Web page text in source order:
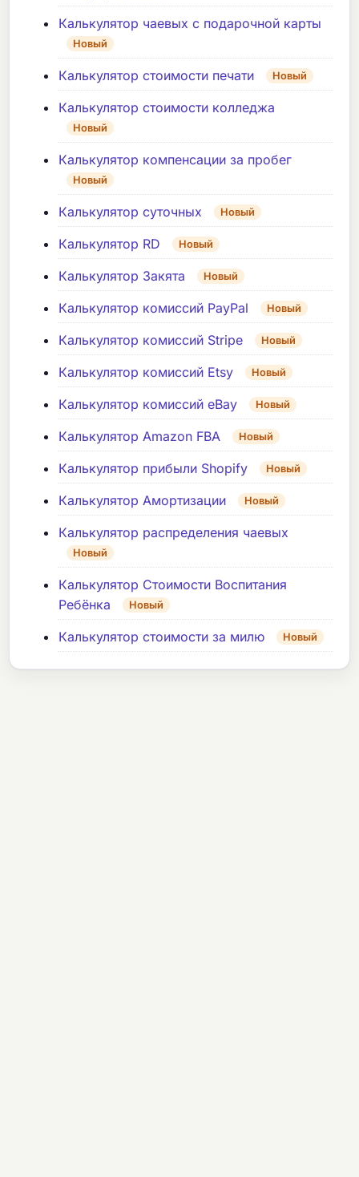
Калькулятор чаевых с подарочной карты
Новый
Калькулятор стоимости печати Новый
Калькулятор стоимости колледжа
Новый
Калькулятор компенсации за пробег
Новый
Калькулятор суточных Новый
Калькулятор RD Новый
Калькулятор Закята Новый
Калькулятор комиссий PayPal Новый
Калькулятор комиссий Stripe Новый
Калькулятор комиссий Etsy Новый
Калькулятор комиссий eBay Новый
Калькулятор Amazon FBA Новый
Калькулятор прибыли Shopify Новый
Калькулятор Амортизации Новый
Калькулятор распределения чаевых
Новый
Калькулятор Стоимости Воспитания
Ребёнка
Новый
Калькулятор стоимости за милю Новый